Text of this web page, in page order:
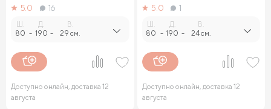
5.0
16
Ш.
80 -
Д.
190 -
В.
29 см.
Доступно онлайн, доставка 12
августа
5.0
1
Ш.
80 -
Д.
190 -
В.
24 см.
Доступно онлайн, доставка 12
августа